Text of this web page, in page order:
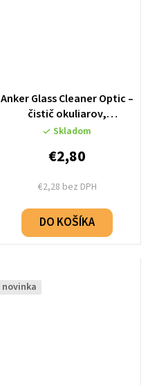
Anker Glass Cleaner Optic –
čistič okuliarov,
antistatický, bez šmúh (100
Skladom
€2,28 bez DPH
€2,80
DO KOŠÍKA
novinka